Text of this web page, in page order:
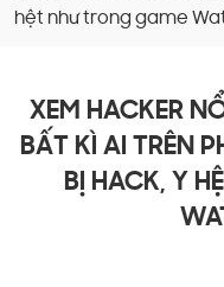
hệt như trong game
XEM HACKER
BẤT KÌ AI TRÊN
BỊ HACK, Y